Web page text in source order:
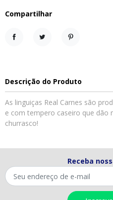
Compartilhar
Descrição do Produto
As linguiças Real Carnes são
e com tempero caseiro que dão
churrasco!
Receba